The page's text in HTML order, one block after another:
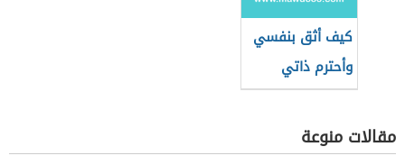
كيف أثق بنفسي
وأحترم ذاتي
مقالات منوعة